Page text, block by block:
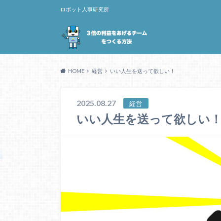
ロボット人事研究所
HOME 経営 いい人生を送って欲しい！
2025.08.27 経営
いい人生を送って欲しい